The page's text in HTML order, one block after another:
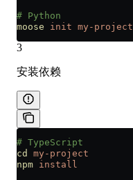
# Python
moose init my-project
3
安装依赖
# TypeScript
cd
my-project
npm install